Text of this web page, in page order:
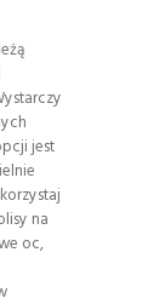
jest
na
oc,